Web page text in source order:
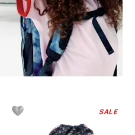
SALE